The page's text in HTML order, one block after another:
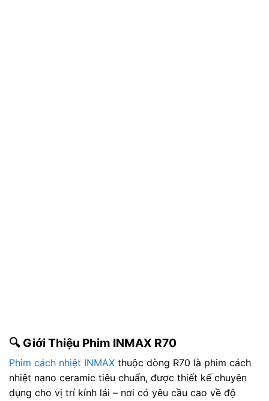
🔍 Giới Thiệu Phim INMAX R70
Phim cách nhiệt INMAX thuộc dòng R70 là phim cách
nhiệt nano ceramic tiêu chuẩn, được thiết kế chuyên
dụng cho vị trí kính lái – nơi có yêu cầu cao về độ